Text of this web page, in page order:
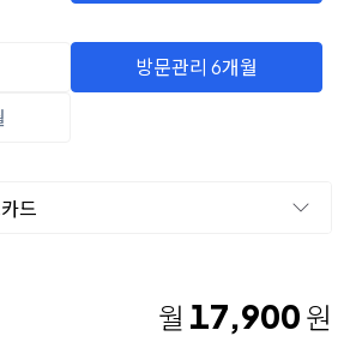
방문관리 6개월
드
월 17,900 원